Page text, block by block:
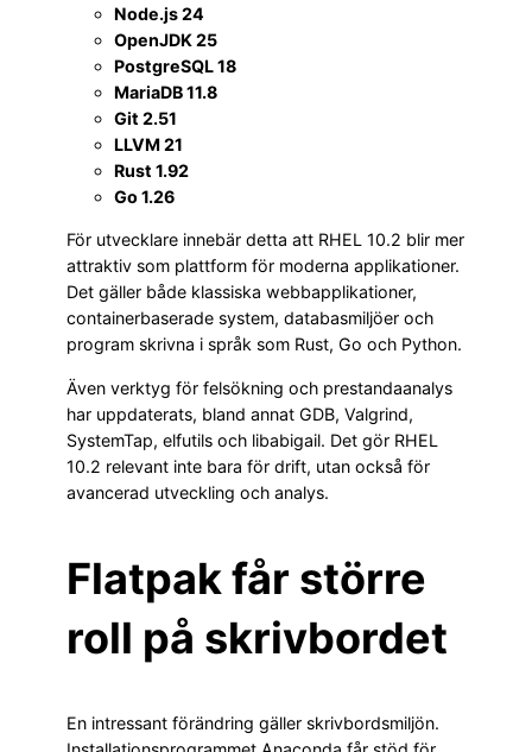
Node.js 24
OpenJDK 25
PostgreSQL 18
MariaDB 11.8
Git 2.51
LLVM 21
Rust 1.92
Go 1.26
För utvecklare innebär detta att RHEL 10.2 blir mer
attraktiv som plattform för moderna applikationer.
Det gäller både klassiska webbapplikationer,
containerbaserade system, databasmiljöer och
program skrivna i språk som Rust, Go och Python.
Även verktyg för felsökning och prestandaanalys
har uppdaterats, bland annat GDB, Valgrind,
SystemTap, elfutils och libabigail. Det gör RHEL
10.2 relevant inte bara för drift, utan också för
avancerad utveckling och analys.
Flatpak får större
roll på skrivbordet
En intressant förändring gäller skrivbordsmiljön.